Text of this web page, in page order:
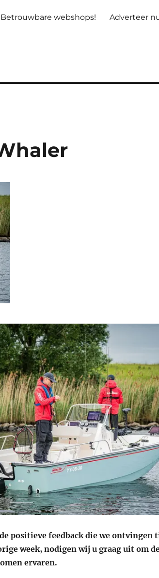
Betrouwbare webshops! Adverteer
positieve feedback die we ontvingen
week, nodigen wij u graag uit om
ervaren.